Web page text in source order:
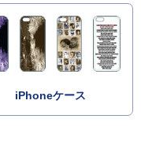
iPhoneケース